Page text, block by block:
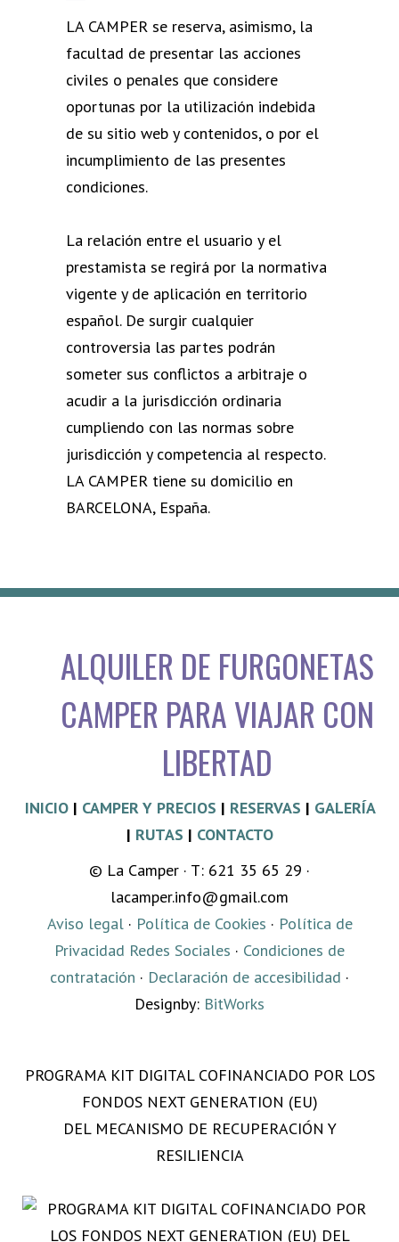
LA CAMPER se reserva, asimismo, la
facultad de presentar las acciones
civiles o penales que considere
oportunas por la utilización indebida
de su sitio web y contenidos, o por el
incumplimiento de las presentes
condiciones.
La relación entre el usuario y el
prestamista se regirá por la normativa
vigente y de aplicación en territorio
español. De surgir cualquier
controversia las partes podrán
someter sus conflictos a arbitraje o
acudir a la jurisdicción ordinaria
cumpliendo con las normas sobre
jurisdicción y competencia al respecto.
LA CAMPER tiene su domicilio en
BARCELONA, España.
ALQUILER DE FURGONETAS
CAMPER PARA VIAJAR CON
LIBERTAD
INICIO| CAMPER Y PRECIOS | RESERVAS | GALERÍA
| RUTAS | CONTACTO
© La Camper · T: 621 35 65 29 ·
lacamper.info@gmail.com
Aviso legal· Política de Cookies · Política de
Privacidad Redes Sociales · Condiciones de
contratación · Declaración de accesibilidad ·
Designby: BitWorks
PROGRAMA KIT DIGITAL COFINANCIADO POR LOS
FONDOS NEXT GENERATION (EU)
DEL MECANISMO DE RECUPERACIÓN Y
RESILIENCIA